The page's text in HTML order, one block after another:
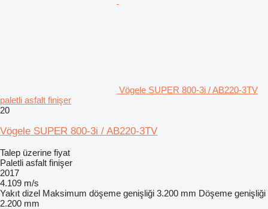
Vögele SUPER 800-3i / AB220-3TV
paletli asfalt finişer
20
Vögele SUPER 800-3i / AB220-3TV
Talep üzerine fiyat
Paletli asfalt finişer
2017
4.109 m/s
Yakıt dizel Maksimum döşeme genişliği 3.200 mm Döşeme genişliği
2.200 mm